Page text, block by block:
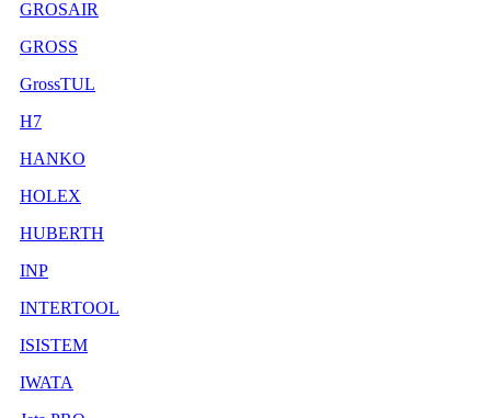
GROSAIR
GROSS
GrossTUL
H7
HANKO
HOLEX
HUBERTH
INP
INTERTOOL
ISISTEM
IWATA